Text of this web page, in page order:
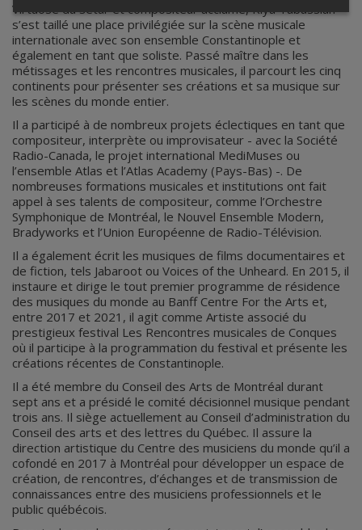
Virtuose du sétar et compositeur acclamé, Kiya Tabassian
s’est taillé une place privilégiée sur la scène musicale
internationale avec son ensemble Constantinople et
également en tant que soliste. Passé maître dans les
métissages et les rencontres musicales, il parcourt les cinq
continents pour présenter ses créations et sa musique sur
les scènes du monde entier.
Il a participé à de nombreux projets éclectiques en tant que
compositeur, interprète ou improvisateur - avec la Société
Radio-Canada, le projet international MediMuses ou
l’ensemble Atlas et l’Atlas Academy (Pays-Bas) -. De
nombreuses formations musicales et institutions ont fait
appel à ses talents de compositeur, comme l’Orchestre
Symphonique de Montréal, le Nouvel Ensemble Modern,
Bradyworks et l’Union Européenne de Radio-Télévision.
Il a également écrit les musiques de films documentaires et
de fiction, tels Jabaroot ou Voices of the Unheard. En 2015, il
instaure et dirige le tout premier programme de résidence
des musiques du monde au Banff Centre For the Arts et,
entre 2017 et 2021, il agit comme Artiste associé du
prestigieux festival Les Rencontres musicales de Conques
où il participe à la programmation du festival et présente les
créations récentes de Constantinople.
Il a été membre du Conseil des Arts de Montréal durant
sept ans et a présidé le comité décisionnel musique pendant
trois ans. Il siège actuellement au Conseil d’administration du
Conseil des arts et des lettres du Québec. Il assure la
direction artistique du Centre des musiciens du monde qu’il a
cofondé en 2017 à Montréal pour développer un espace de
création, de rencontres, d’échanges et de transmission de
connaissances entre des musiciens professionnels et le
public québécois.